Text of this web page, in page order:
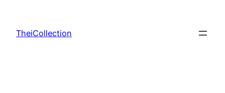
contenu
TheiCollection